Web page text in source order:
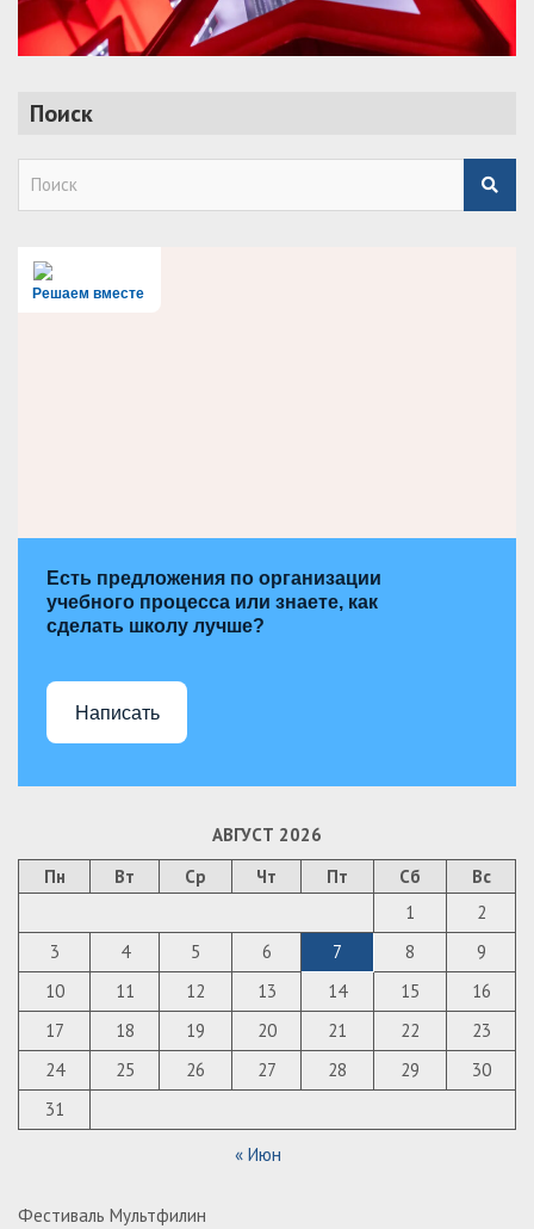
Поиск
Решаем вместе
Есть предложения по организации
учебного процесса или знаете, как
сделать школу лучше?
Написать
АВГУСТ 2026
Пн
Вт Ср Чт Пт Сб
Вс
1
2
3
4 5 6 7 8
9
10
11 12 13 14 15
16
17
18 19 20 21 22
23
24
25 26 27 28 29
30
31
« Июн
Фестиваль Мультфилин